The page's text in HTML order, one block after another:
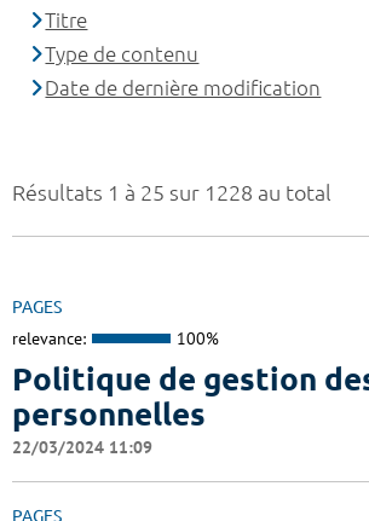
Résultats 1 à 25 sur 1228 au total
PAGES
relevance: 100%
Politique de gestion
personnelles
22/03/2024 11:09
PAGES
Titre
Type de contenu
Date de dernière modification